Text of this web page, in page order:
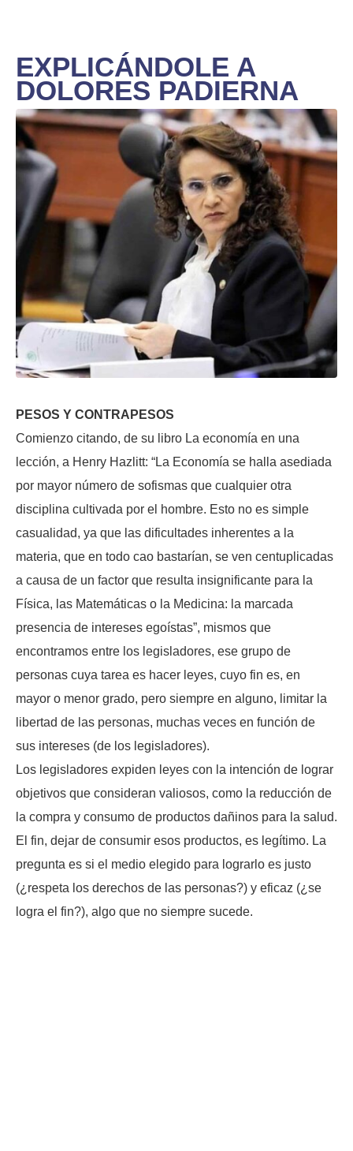
EXPLICÁNDOLE A
DOLORES PADIERNA
PESOS Y CONTRAPESOS
Comienzo citando, de su libro La economía en una
lección, a Henry Hazlitt: “La Economía se halla asediada
por mayor número de sofismas que cualquier otra
disciplina cultivada por el hombre. Esto no es simple
casualidad, ya que las dificultades inherentes a la
materia, que en todo cao bastarían, se ven centuplicadas
a causa de un factor que resulta insignificante para la
Física, las Matemáticas o la Medicina: la marcada
presencia de intereses egoístas”, mismos que
encontramos entre los legisladores, ese grupo de
personas cuya tarea es hacer leyes, cuyo fin es, en
mayor o menor grado, pero siempre en alguno, limitar la
libertad de las personas, muchas veces en función de
sus intereses (de los legisladores).
Los legisladores expiden leyes con la intención de lograr
objetivos que consideran valiosos, como la reducción de
la compra y consumo de productos dañinos para la salud.
El fin, dejar de consumir esos productos, es legítimo. La
pregunta es si el medio elegido para lograrlo es justo
(¿respeta los derechos de las personas?) y eficaz (¿se
logra el fin?), algo que no siempre sucede.